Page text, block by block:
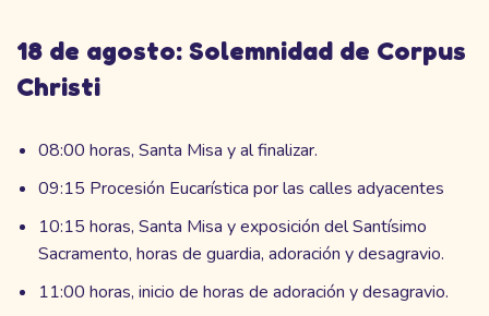
18 de agosto: Solemnidad de Corpus
Christi
08:00 horas, Santa Misa y al finalizar.
09:15 Procesión Eucarística por las calles adyacentes
10:15 horas, Santa Misa y exposición del Santísimo
Sacramento, horas de guardia, adoración y desagravio.
11:00 horas, inicio de horas de adoración y desagravio.